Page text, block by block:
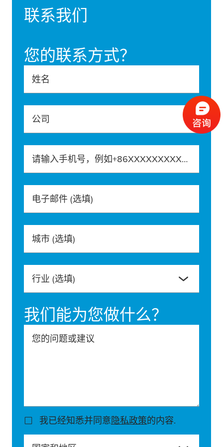
联系我们
您的联系方式？
姓名
公司
请输入手机号，例如+86XXXXXXXXXXX
电子邮件 (选填)
城市 (选填)
行业 (选填)
我们能为您做什么？
您的问题或建议
我已经知悉并同意隐私政策的内容.